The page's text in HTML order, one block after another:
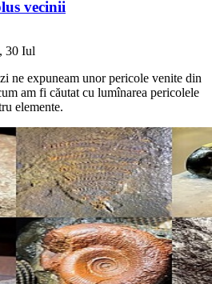
vecinii
30 Iul
ne expuneam unor pericole venite din
am fi căutat cu lumînarea pericolele
elemente.